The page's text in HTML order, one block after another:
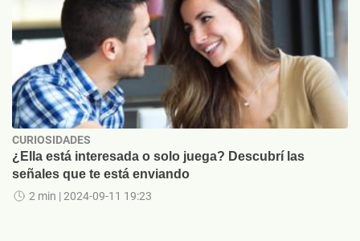
CURIOSIDADES
¿Ella está interesada o solo juega? Descubrí las
señales que te está enviando
2 min | 2024-09-11 19:23